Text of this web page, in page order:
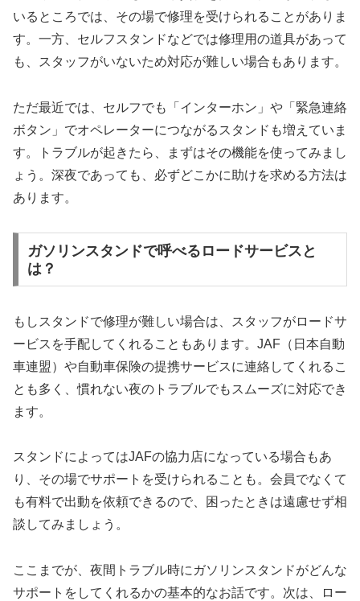
いるところでは、その場で修理を受けられることがありま
す。一方、セルフスタンドなどでは修理用の道具があって
も、スタッフがいないため対応が難しい場合もあります。
ただ最近では、セルフでも「インターホン」や「緊急連絡
ボタン」でオペレーターにつながるスタンドも増えていま
す。トラブルが起きたら、まずはその機能を使ってみまし
ょう。深夜であっても、必ずどこかに助けを求める方法は
あります。
ガソリンスタンドで呼べるロードサービスと
は？
もしスタンドで修理が難しい場合は、スタッフがロードサ
ービスを手配してくれることもあります。JAF（日本自動
車連盟）や自動車保険の提携サービスに連絡してくれるこ
とも多く、慣れない夜のトラブルでもスムーズに対応でき
ます。
スタンドによってはJAFの協力店になっている場合もあ
り、その場でサポートを受けられることも。会員でなくて
も有料で出動を依頼できるので、困ったときは遠慮せず相
談してみましょう。
ここまでが、夜間トラブル時にガソリンスタンドがどんな
サポートをしてくれるかの基本的なお話です。次は、ロー